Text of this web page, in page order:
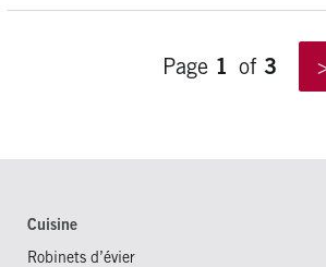
Page 1 of 3
Cuisine
Robinets d’évier